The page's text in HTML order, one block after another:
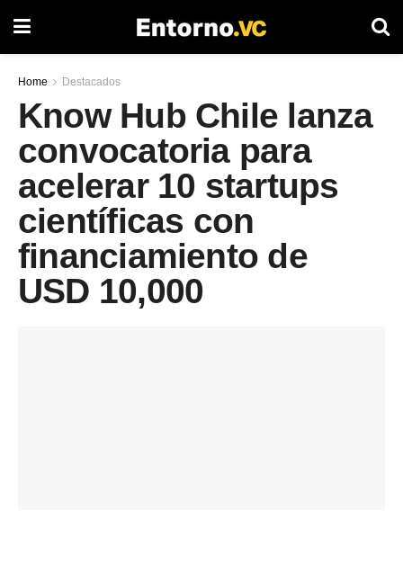
Home Destacados
Know Hub Chile lanza
convocatoria para
acelerar 10 startups
científicas con
financiamiento de
USD 10,000